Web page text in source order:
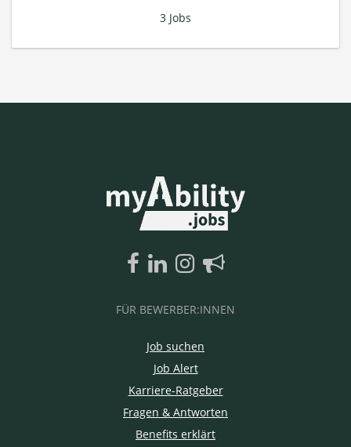
3 Jobs
FÜR BEWERBER:INNEN
Job suchen
Job Alert
Karriere-Ratgeber
Fragen & Antworten
Benefits erklärt